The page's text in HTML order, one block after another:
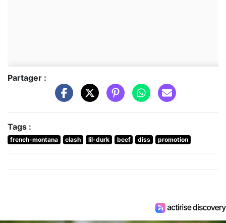
Partager :
Tags :
french-montana clash lil-durk beef diss promotion